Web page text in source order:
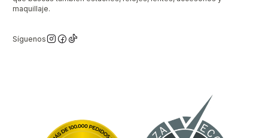
maquillaje.
Síguenos